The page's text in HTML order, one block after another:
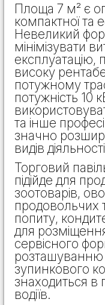
Площа 7 м² є
компактної та
Невеликий
мінімізувати
експлуатацію,
високу
потужному
потужність 10
та інше
значно
видів
Торговий
підійде для
зоотоварів,
продовольчих
попиту,
для
сервісного
розташуванню
зупинкового
знаходиться в
водіїв.